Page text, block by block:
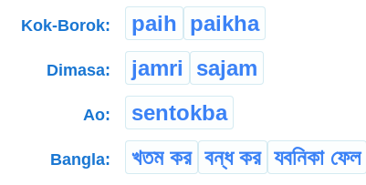
Kok-Borok: paih paikha
Dimasa: jamri sajam
Ao: sentokba
Bangla: খতম কর বন্ধ কর যবনিকা ফেল